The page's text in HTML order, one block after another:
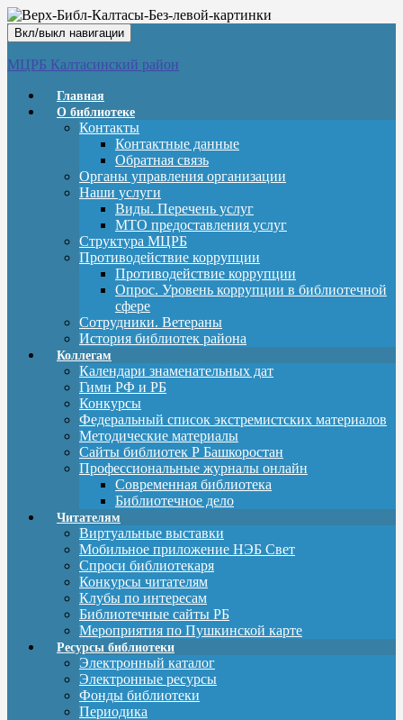
Вкл/выкл навигации
МЦРБ Калтасинский район
Главная
О библиотеке
Контакты
Контактные данные
Обратная связь
Органы управления организации
Наши услуги
Виды. Перечень услуг
МТО предоставления услуг
Структура МЦРБ
Противодействие коррупции
Противодействие коррупции
Опрос. Уровень коррупции в библиотечной
сфере
Сотрудники. Ветераны
История библиотек района
Коллегам
Календари знаменательных дат
Гимн РФ и РБ
Конкурсы
Федеральный список экстремистских материалов
Методические материалы
Сайты библиотек Р Башкоростан
Профессиональные журналы онлайн
Современная библиотека
Библиотечное дело
Читателям
Виртуальные выставки
Мобильное приложение НЭБ Свет
Спроси библиотекаря
Конкурсы читателям
Клубы по интересам
Библиотечные сайты РБ
Мероприятия по Пушкинской карте
Ресурсы библиотеки
Электронный каталог
Электронные ресурсы
Фонды библиотеки
Периодика